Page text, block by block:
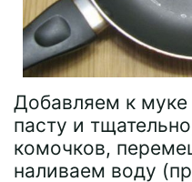
Добавляем к
пасту и
комочков,
наливаем воду